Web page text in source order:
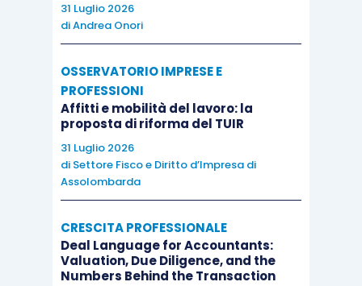
31 Luglio 2026
diAndrea Onori
OSSERVATORIO IMPRESE E
PROFESSIONI
Affitti e mobilità del lavoro: la
proposta di riforma del TUIR
31 Luglio 2026
di Settore Fisco e Diritto d’Impresa di
Assolombarda
CRESCITA PROFESSIONALE
Deal Language for Accountants:
Valuation, Due Diligence, and the
Numbers Behind the Transaction